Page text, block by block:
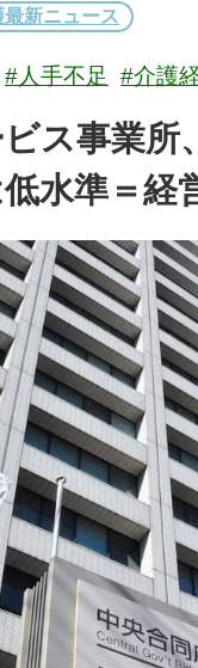
最新ニュース
#人手不足 #介護
ス事業
水準＝経